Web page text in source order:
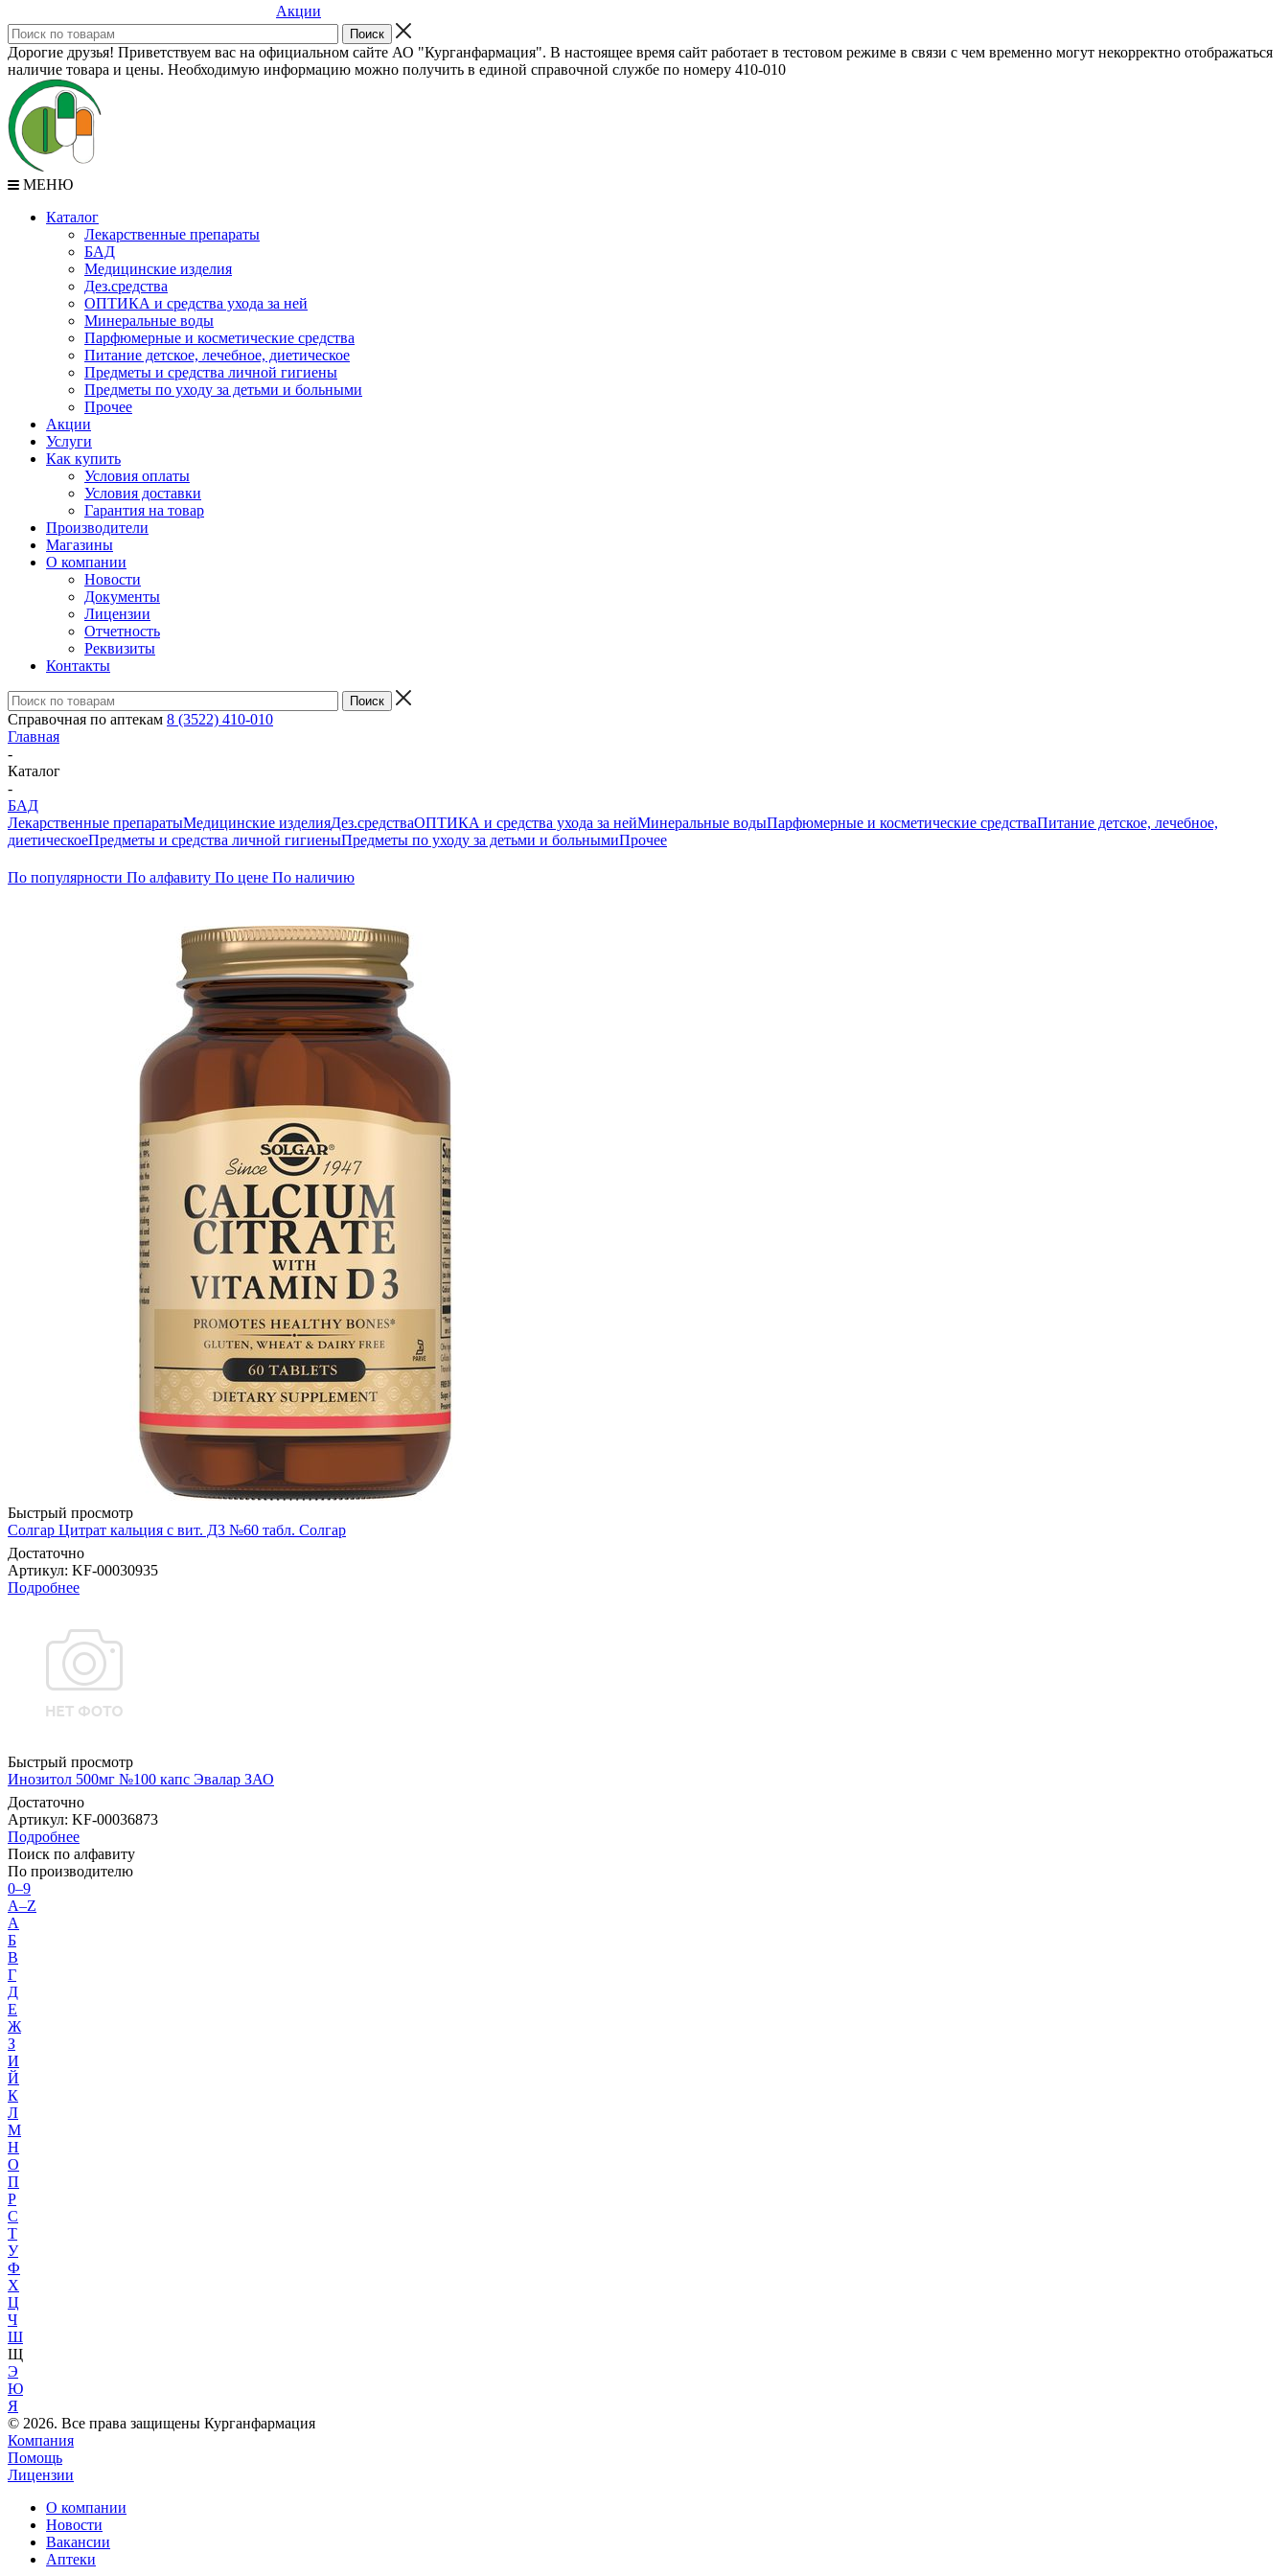
Акции
Дорогие друзья! Приветствуем вас на официальном сайте АО "Курганфармация". В настоящее время сайт работает в тестовом режиме в связи с чем временно могут некорректно отображаться
наличие товара и цены. Необходимую информацию можно получить в единой справочной службе по номеру 410-010
МЕНЮ
Каталог
Лекарственные препараты
БАД
Медицинские изделия
Дез.средства
ОПТИКА и средства ухода за ней
Минеральные воды
Парфюмерные и косметические средства
Питание детское, лечебное, диетическое
Предметы и средства личной гигиены
Предметы по уходу за детьми и больными
Прочее
Акции
Услуги
Как купить
Условия оплаты
Условия доставки
Гарантия на товар
Производители
Магазины
О компании
Новости
Документы
Лицензии
Отчетность
Реквизиты
Контакты
Справочная по аптекам 8 (3522) 410-010
Главная
-
Каталог
-
БАД
Лекарственные препаратыМедицинские изделияДез.средстваОПТИКА и средства ухода за нейМинеральные водыПарфюмерные и косметические средстваПитание детское, лечебное,
диетическоеПредметы и средства личной гигиеныПредметы по уходу за детьми и больнымиПрочее
По популярности По алфавиту По цене По наличию
Быстрый просмотр
Солгар Цитрат кальция с вит. Д3 №60 табл. Солгар
Достаточно
Артикул: KF-00030935
Подробнее
Быстрый просмотр
Инозитол 500мг №100 капс Эвалар ЗАО
Достаточно
Артикул: KF-00036873
Подробнее
Поиск по алфавиту
По производителю
0–9
A–Z
А
Б
В
Г
Д
Е
Ж
З
И
Й
К
Л
М
Н
О
П
Р
С
Т
У
Ф
Х
Ц
Ч
Ш
Щ
Э
Ю
Я
© 2026. Все права защищены Курганфармация
Компания
Помощь
Лицензии
О компании
Новости
Вакансии
Аптеки